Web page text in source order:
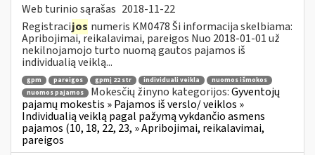
Web turinio sąrašas 2018-11-22
Registracijos numeris KM0478 Ši informacija skelbiama:
Apribojimai, reikalavimai, pareigos Nuo 2018-01-01 už
nekilnojamojo turto nuomą gautos pajamos iš
individualią veiklą...
gpm pareigos gpmį 22 str individuali veikla
nuomos išmokos
nuomos pajamos
Mokesčių žinyno kategorijos:Gyventojų
pajamų mokestis » Pajamos iš verslo/ veiklos »
Individualią veiklą pagal pažymą vykdančio asmens
pajamos (10, 18, 22, 23, » Apribojimai, reikalavimai,
pareigos